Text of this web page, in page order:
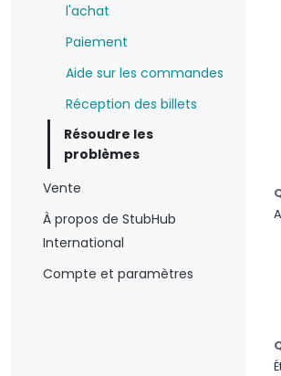
l'achat
Paiement
Aide sur les commandes
Réception des billets
Résoudre les
problèmes
Vente
À propos de StubHub
International
Compte et paramètres